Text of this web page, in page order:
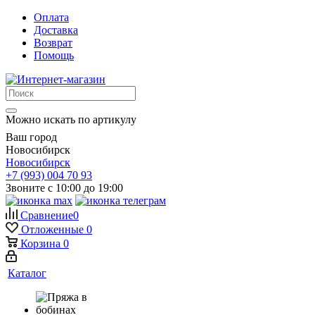
Оплата
Доставка
Возврат
Помощь
Можно искать по артикулу
Ваш город
Новосибирск
Новосибирск
+7 (993) 004 70 93
Звоните с 10:00 до 19:00
Сравнение0
Отложенные 0
Корзина 0
Каталог